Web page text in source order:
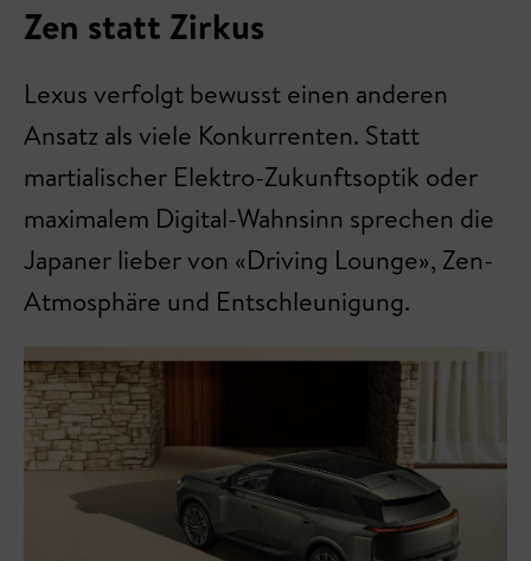
Zen statt Zirkus
Lexus verfolgt bewusst einen anderen
Ansatz als viele Konkurrenten. Statt
martialischer Elektro-Zukunftsoptik oder
maximalem Digital-Wahnsinn sprechen die
Japaner lieber von «Driving Lounge», Zen-
Atmosphäre und Entschleunigung.